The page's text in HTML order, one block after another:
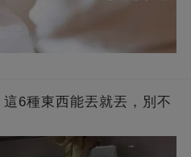
6種東西能丟就丟，別不